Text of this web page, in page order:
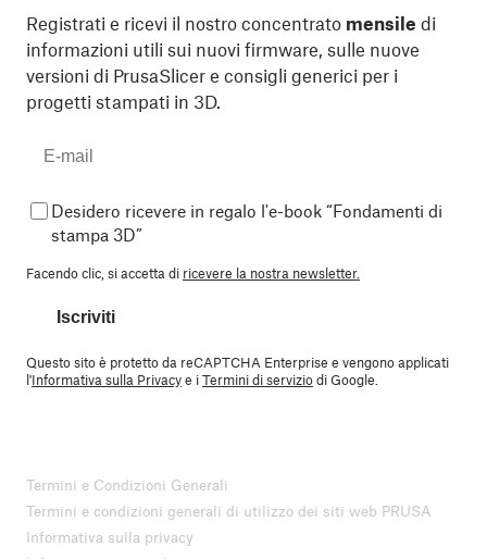
Registrati e ricevi il nostro concentrato mensile di
informazioni utili sui nuovi firmware, sulle nuove
versioni di PrusaSlicer e consigli generici per i
progetti stampati in 3D.
Desidero ricevere in regalo l'e-book “Fondamenti di
stampa 3D”
Facendo clic, si accetta di ricevere la nostra newsletter.
Iscriviti
Questo sito è protetto da reCAPTCHA Enterprise e vengono applicati
l'Informativa sulla Privacye iTermini di serviziodi Google.
Termini e Condizioni Generali
Termini e condizioni generali di utilizzo dei siti web PRUSA
Informativa sulla privacy